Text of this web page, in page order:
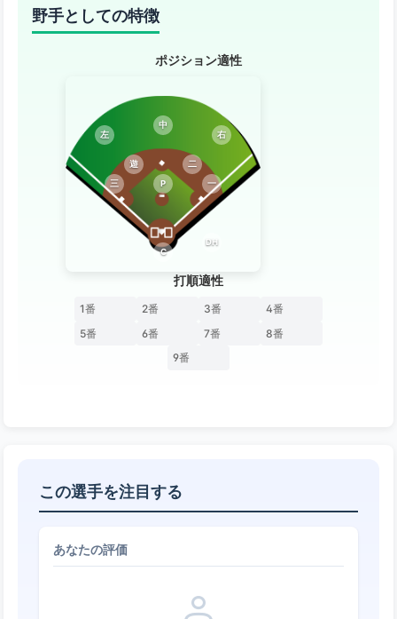
野手としての特徴
ポジション適性
P
C
一
二
三
遊
左
中
右
DH
打順適性
1番 2番 3番
4番
5番
6番 7番
8番
9番
この選手を注目する
あなたの評価